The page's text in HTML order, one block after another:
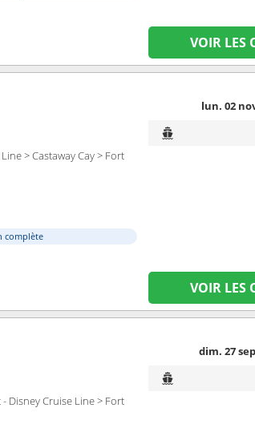
VOIR LES
> Castaway Cay > Fort
complète
lun. 02
VOIR LES
Disney Cruise Line > Fort
dim. 27